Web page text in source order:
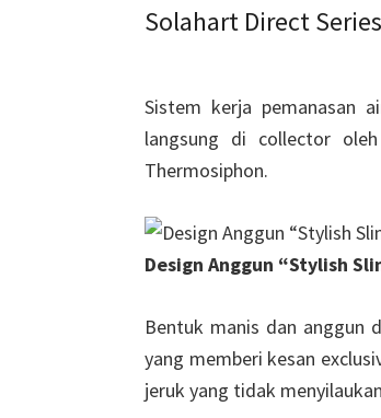
Solahart Direct Series
Sistem kerja pemanasan
langsung di collector
Thermosiphon.
Design Anggun “Stylish
Bentuk manis dan anggun
yang memberi kesan
jeruk yang tidak